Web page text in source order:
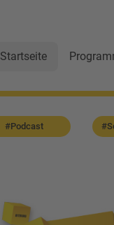
Startseite
#Podcast